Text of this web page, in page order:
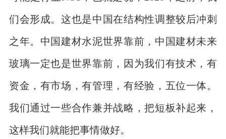
们会形成。这也是中国在结构性调整较后冲刺
之年。中国建材水泥世界靠前，中国建材未来
玻璃一定也是世界靠前，因为我们有技术，有
资金，有市场，有管理，有经验，五位一体。
我们通过一些合作兼并战略，把短板补起来，
这样我们就能把事情做好。